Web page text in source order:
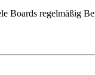
Boards regelmäßig